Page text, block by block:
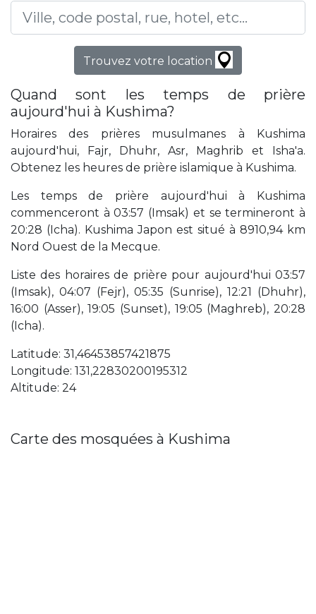
Trouvez votre location
Quand sont les temps de prière
aujourd'hui à Kushima?
Horaires des prières musulmanes à Kushima
aujourd'hui, Fajr, Dhuhr, Asr, Maghrib et Isha'a.
Obtenez les heures de prière islamique à Kushima.
Les temps de prière aujourd'hui à Kushima
commenceront à 03:57 (Imsak) et se termineront à
20:28 (Icha). Kushima Japon est situé à 8910,94 km
Nord Ouest de la Mecque.
Liste des horaires de prière pour aujourd'hui 03:57
(Imsak), 04:07 (Fejr), 05:35 (Sunrise), 12:21 (Dhuhr),
16:00 (Asser), 19:05 (Sunset), 19:05 (Maghreb), 20:28
(Icha).
Latitude: 31,46453857421875
Longitude: 131,22830200195312
Altitude: 24
Carte des mosquées à Kushima